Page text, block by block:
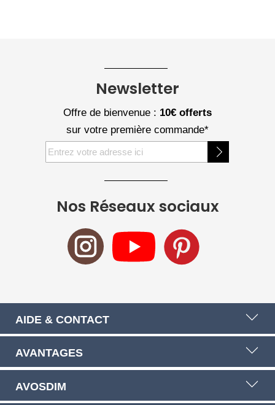
Nos Réseaux sociaux
Newsletter
Offre de bienvenue : 10€ offerts
sur votre première commande*
Inscription
à
AIDE & CONTACT
AVANTAGES
AVOSDIM